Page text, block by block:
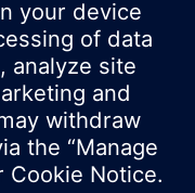
οι τιμές μπορεί